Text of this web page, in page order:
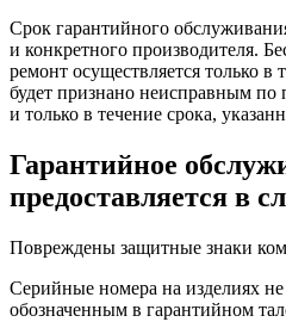
Срок гарантийного
и конкретного производителя.
ремонт осуществляется только в
будет признано неисправным по
и только в течение срока,
Гарантийное
предоставляется в
Повреждены защитные знаки
Серийные номера на изделиях не
обозначенным в гарантийном